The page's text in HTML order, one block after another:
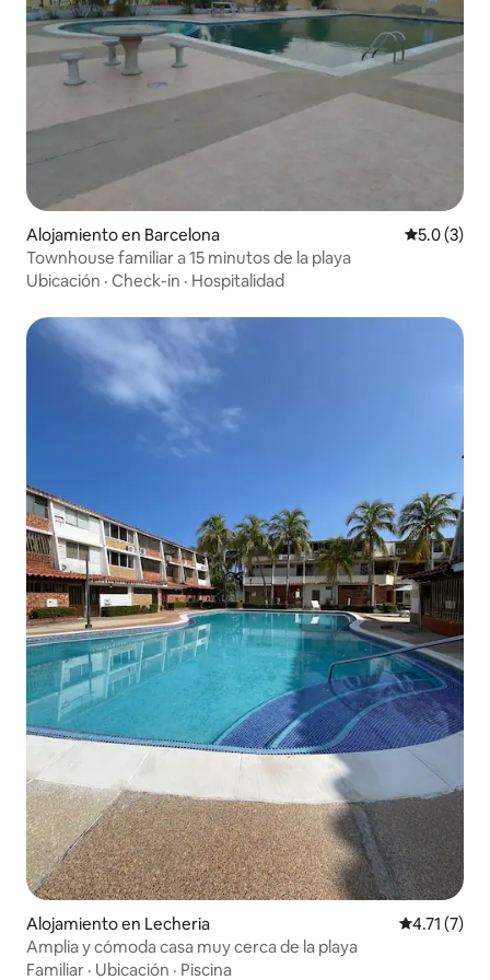
Alojamiento en Barcelona
5.0 (3)
Townhouse familiar a 15 minutos de la playa
Ubicación · Check-in · Hospitalidad
Alojamiento en Lecheria Calificación
4.71 (7)
Amplia y cómoda casa muy cerca de la playa
Familiar · Ubicación · Piscina